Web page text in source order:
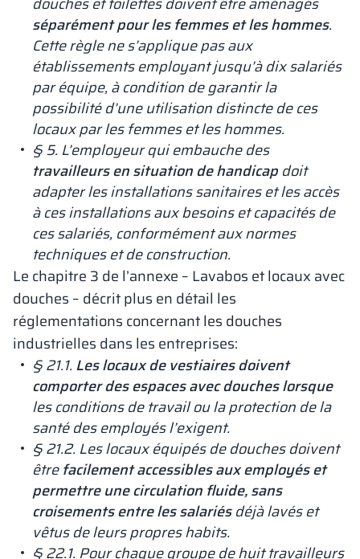
séparément pour les femmes et les hommes.
Cette règle ne s’applique pas aux
établissements employant jusqu’à dix salariés
par équipe, à condition de garantir la
possibilité d’une utilisation distincte de ces
locaux par les femmes et les hommes.
§ 5. L’employeur qui embauche des
travailleurs en situation de handicap doit
adapter les installations sanitaires et les accès
à ces installations aux besoins et capacités de
ces salariés, conformément aux normes
techniques et de construction.
Le chapitre 3 de l’annexe – Lavabos et locaux avec
douches – décrit plus en détail les
réglementations concernant les douches
industrielles dans les entreprises:
§ 21.1.Les locaux de vestiaires doivent
comporter des espaces avec douches lorsque
les conditions de travail ou la protection de la
santé des employés l’exigent.
§ 21.2. Les locaux équipés de douches doivent
êtrefacilement accessibles aux employés et
permettre une circulation fluide, sans
croisements entre les salariésdéjà lavés et
vêtus de leurs propres habits.
§ 22.1. Pour chaque groupe de huit travailleurs